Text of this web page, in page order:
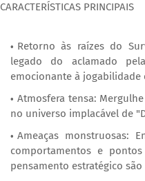
CARACTERÍSTICAS PRINCIPAIS
Retorno às raízes do
legado do aclamado
emocionante à jogabilidade
Atmosfera tensa:
no universo implacável de
Ameaças monstruosas:
comportamentos e
pensamento estratégico